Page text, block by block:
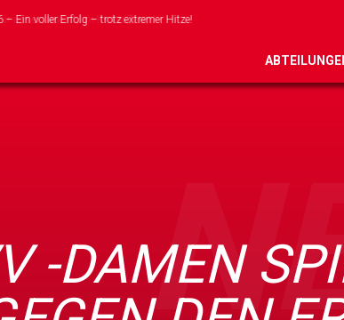
neues Mini-Kicker Team!
-DAMEN